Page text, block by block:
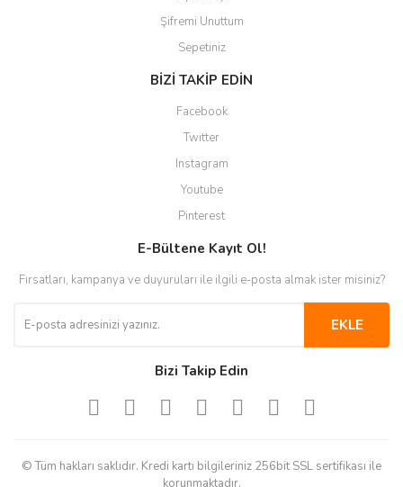
Şifremi Unuttum
Sepetiniz
BİZİ TAKİP EDİN
Facebook
Twitter
Instagram
Youtube
Pinterest
E-Bültene Kayıt Ol!
Fırsatları, kampanya ve duyuruları ile ilgili e-posta almak ister misiniz?
EKLE
Bizi Takip Edin
© Tüm hakları saklıdır. Kredi kartı bilgileriniz 256bit SSL sertifikası ile
korunmaktadır.